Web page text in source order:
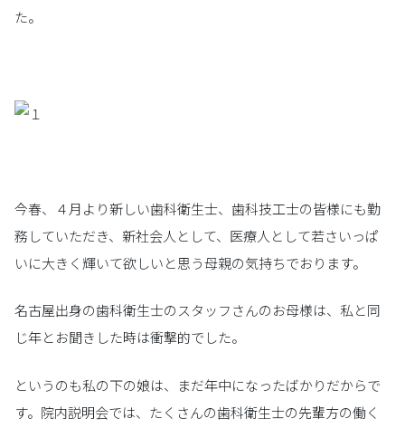
た。
今春、４月より新しい歯科衛生士、歯科技工士の皆様にも勤
務していただき、新社会人として、医療人として若さいっぱ
いに大きく輝いて欲しいと思う母親の気持ちでおります。
名古屋出身の歯科衛生士のスタッフさんのお母様は、私と同
じ年とお聞きした時は衝撃的でした。
というのも私の下の娘は、まだ年中になったばかりだからで
す。院内説明会では、たくさんの歯科衛生士の先輩方の働く